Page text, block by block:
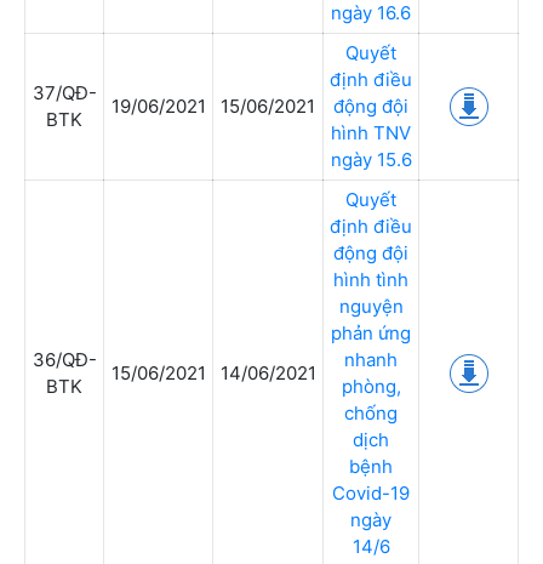
ngày 16.6
37/QĐ-
BTK
19/06/2021 15/06/2021
Quyết
định điều
động đội
hình TNV
ngày 15.6
36/QĐ-
BTK
15/06/2021 14/06/2021
Quyết
định điều
động đội
hình tình
nguyện
phản ứng
nhanh
phòng,
chống
dịch
bệnh
Covid-19
ngày
14/6